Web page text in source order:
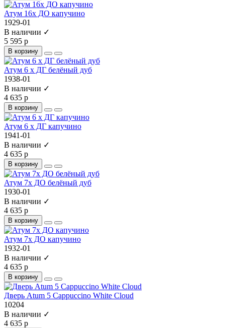
Атум 16х ДО капучино
1929-01
В наличии ✓
5 595 р
В корзину
Атум 6 х ДГ белёный дуб
1938-01
В наличии ✓
4 635 р
В корзину
Атум 6 х ДГ капучино
1941-01
В наличии ✓
4 635 р
В корзину
Атум 7х ДО белёный дуб
1930-01
В наличии ✓
4 635 р
В корзину
Атум 7х ДО капучино
1932-01
В наличии ✓
4 635 р
В корзину
Дверь Atum 5 Cappuccino White Cloud
10204
В наличии ✓
4 635 р